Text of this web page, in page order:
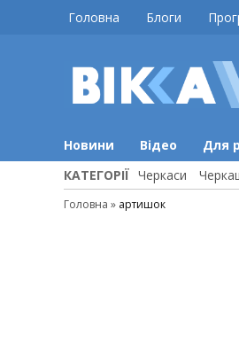
Головна Блоги
Новини Відео Для
КАТЕГОРІЇ Черкаси
Головна » артишок